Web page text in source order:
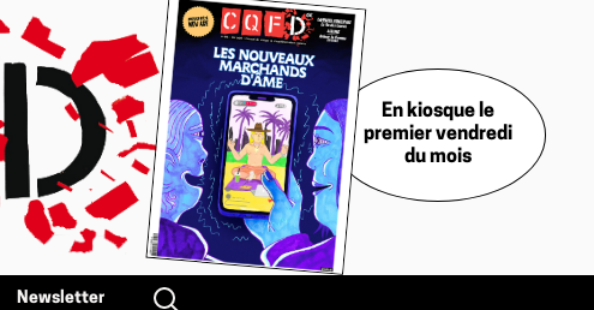
En kiosque le
premier vendredi
du mois
Newsletter